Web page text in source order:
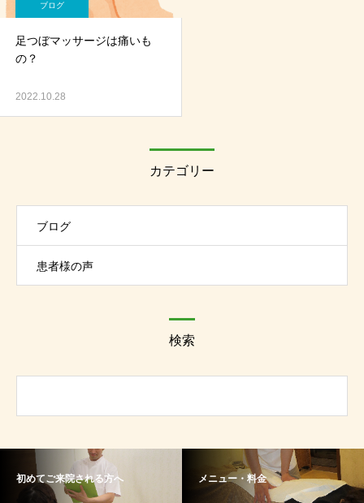
ブログ
足つぼマッサージは痛いも
の？
2022.10.28
カテゴリー
ブログ
患者様の声
検索
初めてご来院される方へ メニュー・料金